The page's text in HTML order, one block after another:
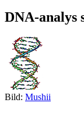
DNA-analys
Bild: Mushii